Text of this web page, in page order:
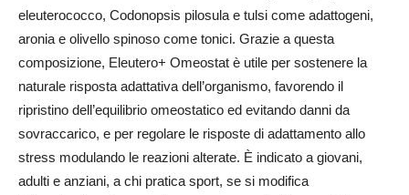
eleuterococco, Codonopsis pilosula e tulsi come adattogeni,
aronia e olivello spinoso come tonici. Grazie a questa
composizione, Eleutero+ Omeostat è utile per sostenere la
naturale risposta adattativa dell’organismo, favorendo il
ripristino dell’equilibrio omeostatico ed evitando danni da
sovraccarico, e per regolare le risposte di adattamento allo
stress modulando le reazioni alterate. È indicato a giovani,
adulti e anziani, a chi pratica sport, se si modifica